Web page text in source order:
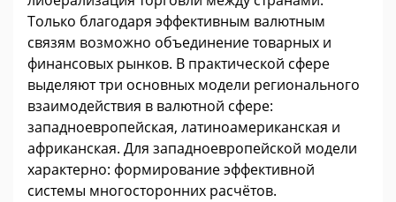
Только благодаря эффективным валютным
связям возможно объединение товарных и
финансовых рынков. В практической сфере
выделяют три основных модели регионального
взаимодействия в валютной сфере:
западноевропейская, латиноамериканская и
африканская. Для западноевропейской модели
характерно: формирование эффективной
системы многосторонних расчётов.